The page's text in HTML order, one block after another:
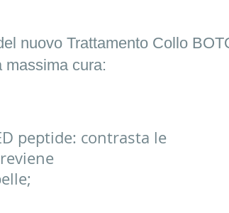
nuovo Trattamento Collo
massima cura:
peptide: contrasta le